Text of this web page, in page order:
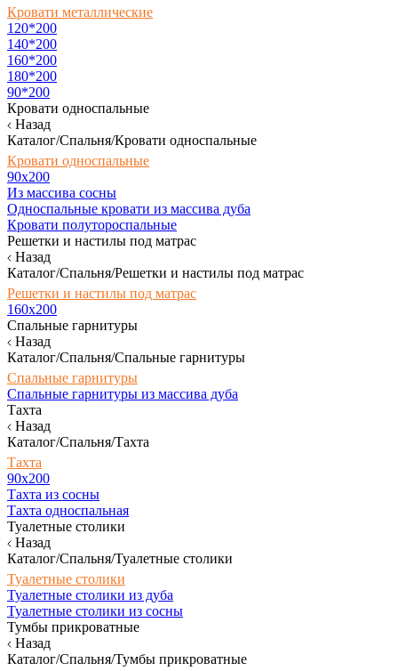
Кровати металлические
120*200
140*200
160*200
180*200
90*200
Кровати односпальные
Назад
Каталог/Спальня/Кровати односпальные
Кровати односпальные
90х200
Из массива сосны
Односпальные кровати из массива дуба
Кровати полутороспальные
Решетки и настилы под матрас
Назад
Каталог/Спальня/Решетки и настилы под матрас
Решетки и настилы под матрас
160х200
Спальные гарнитуры
Назад
Каталог/Спальня/Спальные гарнитуры
Спальные гарнитуры
Спальные гарнитуры из массива дуба
Тахта
Назад
Каталог/Спальня/Тахта
Тахта
90х200
Тахта из сосны
Тахта односпальная
Туалетные столики
Назад
Каталог/Спальня/Туалетные столики
Туалетные столики
Туалетные столики из дуба
Туалетные столики из сосны
Тумбы прикроватные
Назад
Каталог/Спальня/Тумбы прикроватные